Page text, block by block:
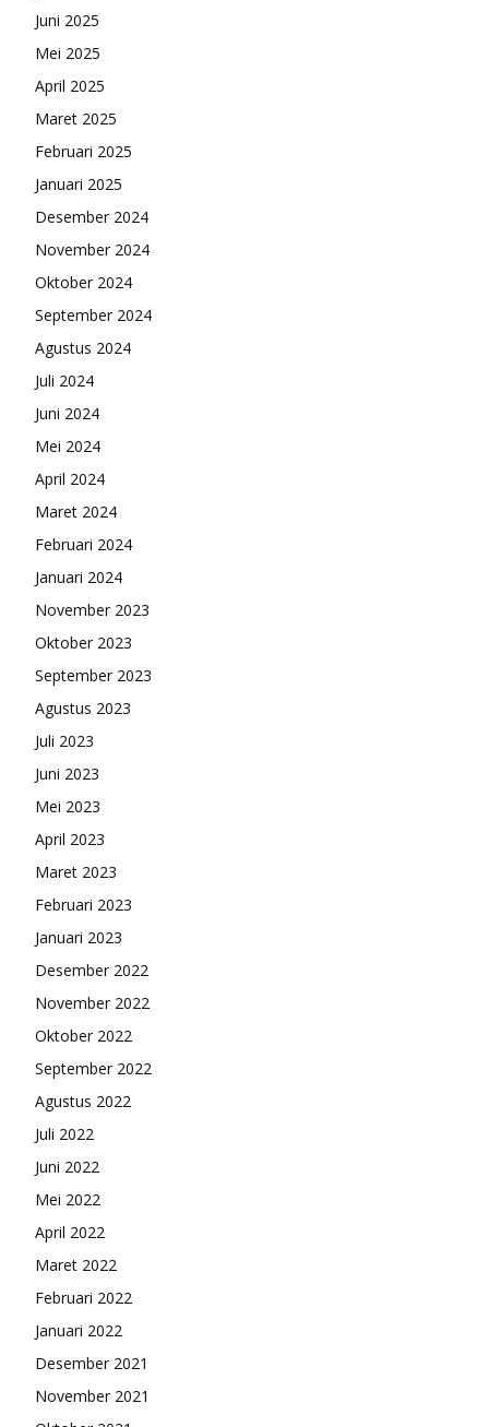
Juni 2025
Mei 2025
April 2025
Maret 2025
Februari 2025
Januari 2025
Desember 2024
November 2024
Oktober 2024
September 2024
Agustus 2024
Juli 2024
Juni 2024
Mei 2024
April 2024
Maret 2024
Februari 2024
Januari 2024
November 2023
Oktober 2023
September 2023
Agustus 2023
Juli 2023
Juni 2023
Mei 2023
April 2023
Maret 2023
Februari 2023
Januari 2023
Desember 2022
November 2022
Oktober 2022
September 2022
Agustus 2022
Juli 2022
Juni 2022
Mei 2022
April 2022
Maret 2022
Februari 2022
Januari 2022
Desember 2021
November 2021